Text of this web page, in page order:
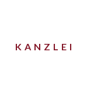
KANZLEI